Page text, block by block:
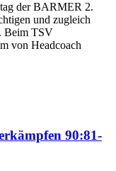
der BARMER 2.
und zugleich
Beim TSV
von Headcoach
90:81-